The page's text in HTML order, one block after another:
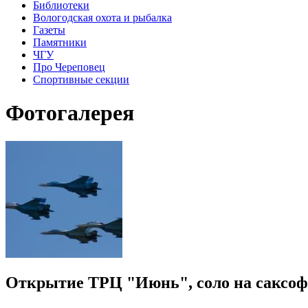
Библиотеки
Вологодская охота и рыбалка
Газеты
Памятники
ЧГУ
Про Череповец
Спортивные секции
Фотогалерея
Открытие ТРЦ "Июнь", соло на